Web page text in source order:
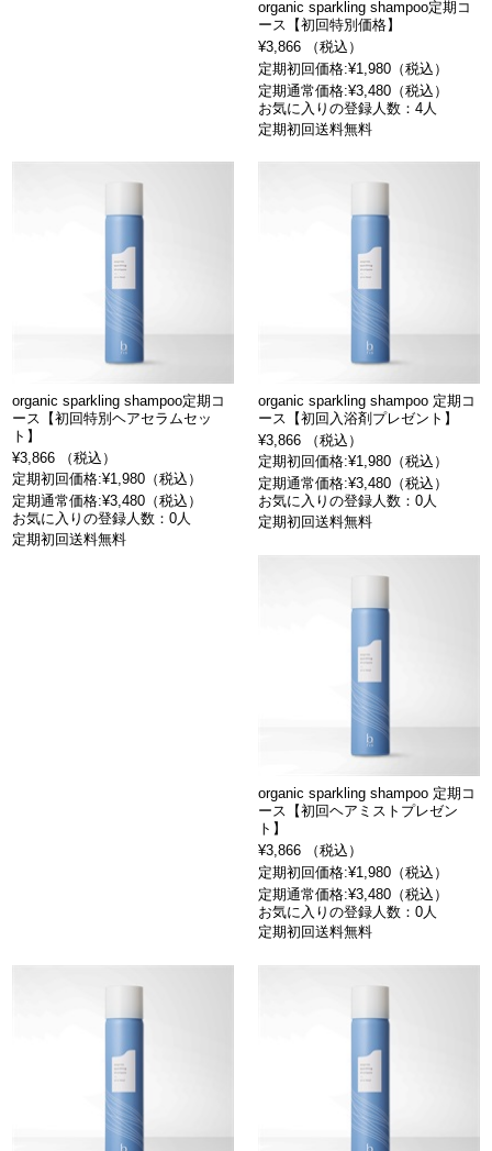
organic sparkling shampoo定期コ
ース【初回特別価格】
¥3,866 （税込）
定期初回価格:¥1,980（税込）
定期通常価格:¥3,480（税込）
お気に入りの登録人数：4人
定期初回送料無料
organic sparkling shampoo定期コ
ース【初回特別ヘアセラムセッ
ト】
¥3,866 （税込）
定期初回価格:¥1,980（税込）
定期通常価格:¥3,480（税込）
お気に入りの登録人数：0人
定期初回送料無料
organic sparkling shampoo 定期コ
ース【初回入浴剤プレゼント】
¥3,866 （税込）
定期初回価格:¥1,980（税込）
定期通常価格:¥3,480（税込）
お気に入りの登録人数：0人
定期初回送料無料
organic sparkling shampoo 定期コ
ース【初回ヘアミストプレゼン
ト】
¥3,866 （税込）
定期初回価格:¥1,980（税込）
定期通常価格:¥3,480（税込）
お気に入りの登録人数：0人
定期初回送料無料